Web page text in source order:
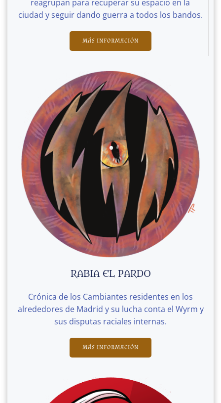
reagrupan para recuperar su espacio en la
ciudad y seguir dando guerra a todos los bandos.
MÁS INFORMACIÓN
RABIA EL PARDO
Crónica de los Cambiantes residentes en los
alrededores de Madrid y su lucha conta el Wyrm y
sus disputas raciales internas.
MÁS INFORMACIÓN